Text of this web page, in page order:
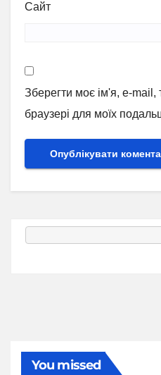
Сайт
Зберегти моє ім'я, e-mail,
браузері для моїх
You missed